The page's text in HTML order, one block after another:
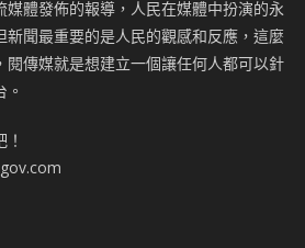
媒體發佈的報導，人民在媒體中扮演的永
聞最重要的是人民的觀感和反應，這麼
閱傳媒就是想建立一個讓任何人都可以針